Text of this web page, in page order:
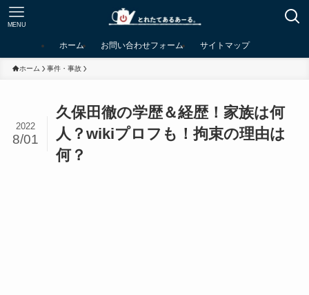
MENU
ホーム お問い合わせフォーム サイトマップ
ホーム 事件・事故
久保田徹の学歴＆経歴！家族は何
人？wikiプロフも！拘束の理由は
何？
2022
8/01